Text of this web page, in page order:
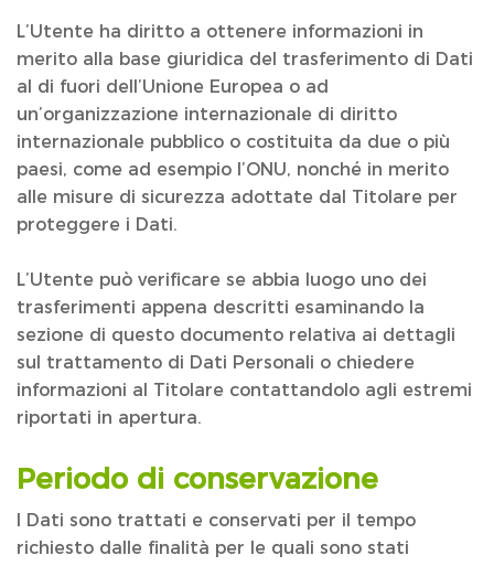
L’Utente ha diritto a ottenere informazioni in
merito alla base giuridica del trasferimento di Dati
al di fuori dell’Unione Europea o ad
un’organizzazione internazionale di diritto
internazionale pubblico o costituita da due o più
paesi, come ad esempio l’ONU, nonché in merito
alle misure di sicurezza adottate dal Titolare per
proteggere i Dati.
L’Utente può verificare se abbia luogo uno dei
trasferimenti appena descritti esaminando la
sezione di questo documento relativa ai dettagli
sul trattamento di Dati Personali o chiedere
informazioni al Titolare contattandolo agli estremi
riportati in apertura.
Periodo di conservazione
I Dati sono trattati e conservati per il tempo
richiesto dalle finalità per le quali sono stati